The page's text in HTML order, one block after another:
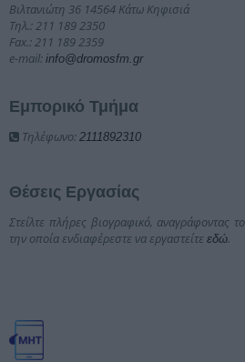
Βιλτανιώτη 36 14564 Κάτω Κηφισιά
Τηλ.: 211 189 2350
Fax.: 211 189 2359
e-mail: info@dromosfm.gr
Εμπορικό Τμήμα
Τηλέφωνο: 2111892310
Θέσεις Εργασίας
Στείλτε πλήρες βιογραφικό, αναγράφοντας
την οποία ενδιαφέρεστε να εργαστείτε εδώ.